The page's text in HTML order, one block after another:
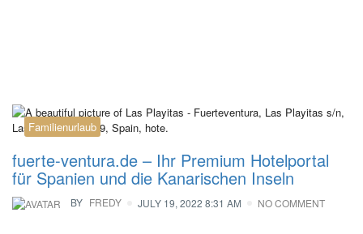
Familienurlaub
fuerte-ventura.de – Ihr Premium Hotelportal
für Spanien und die Kanarischen Inseln
BY FREDY JULY 19, 2022 8:31 AM NO COMMENT